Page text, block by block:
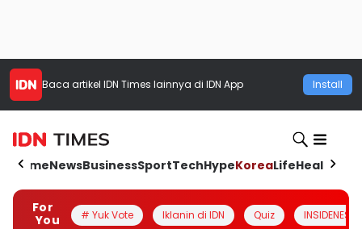
Baca artikel IDN Times lainnya di IDN App Install
HomeNewsBusinessSportTechHypeKoreaLifeHealth
For
You
# Yuk Vote Iklanin di IDN Quiz INSIDENESIA